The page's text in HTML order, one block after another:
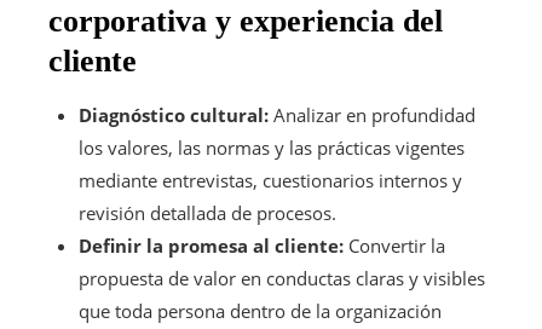
corporativa y experiencia del
cliente
Diagnóstico cultural: Analizar en profundidad
los valores, las normas y las prácticas vigentes
mediante entrevistas, cuestionarios internos y
revisión detallada de procesos.
Definir la promesa al cliente: Convertir la
propuesta de valor en conductas claras y visibles
que toda persona dentro de la organización